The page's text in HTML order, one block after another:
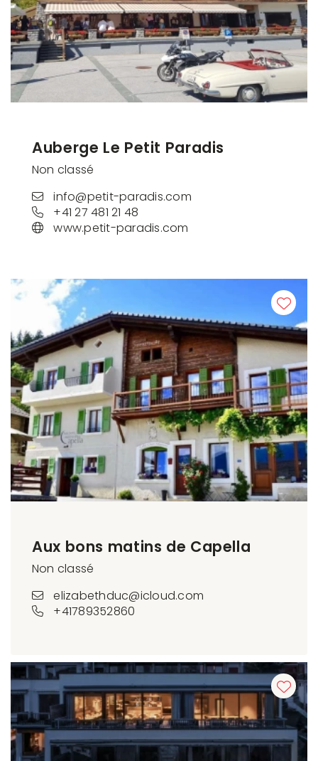
Auberge Le Petit Paradis
Non classé
info@petit-paradis.com
+41 27 481 21 48
www.petit-paradis.com
Aux bons matins de Capella
Non classé
elizabethduc@icloud.com
+41789352860